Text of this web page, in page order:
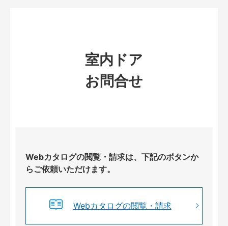
室内ドア
お問合せ
Webカタログの閲覧・請求は、下記のボタンか
らご依頼いただけます。
Webカタログの閲覧・請求